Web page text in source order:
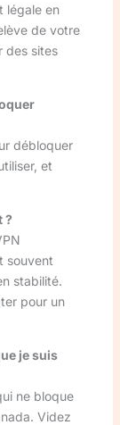
légale en
de votre
des sites
débloquer
et
?
souvent
stabilité.
pour un
je suis
ne bloque
Videz